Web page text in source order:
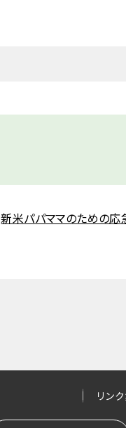
新米パパママのための応
リン